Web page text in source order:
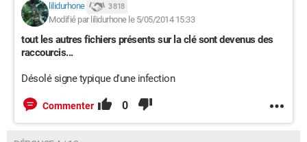
lilidurhone 3 818
Modifié par lilidurhone le 5/05/2014 15:33
tout les autres fichiers présents sur la clé sont devenus des
raccourcis...
Désolé signe typique d'une infection
Commenter 0